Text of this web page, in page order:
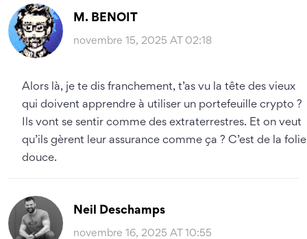
M. BENOIT
novembre 15, 2025 AT 02:18
Alors là, je te dis franchement, t’as vu la tête des vieux
qui doivent apprendre à utiliser un portefeuille crypto ?
Ils vont se sentir comme des extraterrestres. Et on veut
qu’ils gèrent leur assurance comme ça ? C’est de la folie
douce.
Neil Deschamps
novembre 16, 2025 AT 10:55